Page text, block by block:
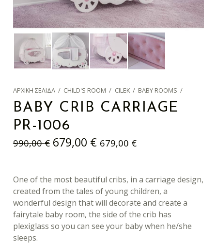
ΑΡΧΙΚΉ ΣΕΛΊΔΑ / CHILD'S ROOM / CILEK / BABY ROOMS /
BABY CRIB CARRIAGE
PR-1006
990,00€
Original price was: 990,00 €.
679,00 €Η τρέχουσα τιμή είναι: 679,00 €.
679,00 €
One of the most beautiful cribs, in a carriage design,
created from the tales of young children, a
wonderful design that will decorate and create a
fairytale baby room, the side of the crib has
plexiglass so you can see your baby when he/she
sleeps.